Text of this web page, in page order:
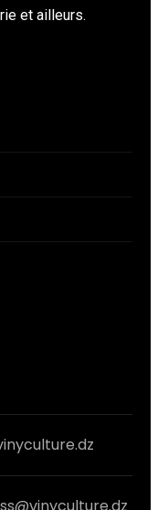
et ailleurs.